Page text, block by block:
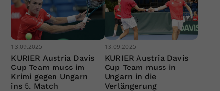
13.09.2025
KURIER Austria Davis
Cup Team muss im
Krimi gegen Ungarn
ins 5. Match
13.09.2025
KURIER Austria Davis
Cup Team muss in
Ungarn in die
Verlängerung